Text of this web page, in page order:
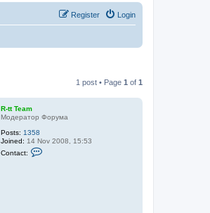
Login
Register
1 post • Page 1 of 1
R-tt Team
Модератор Форума
Posts: 1358
Joined: 14 Nov 2008, 15:53
Contact: